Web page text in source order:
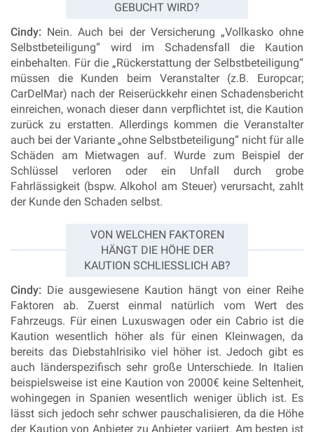
GEBUCHT WIRD?
Cindy: Nein. Auch bei der Versicherung „Vollkasko ohne
Selbstbeteiligung“ wird im Schadensfall die Kaution
einbehalten. Für die „Rückerstattung der Selbstbeteiligung“
müssen die Kunden beim Veranstalter (z.B. Europcar;
CarDelMar) nach der Reiserückkehr einen Schadensbericht
einreichen, wonach dieser dann verpflichtet ist, die Kaution
zurück zu erstatten. Allerdings kommen die Veranstalter
auch bei der Variante „ohne Selbstbeteiligung“ nicht für alle
Schäden am Mietwagen auf. Wurde zum Beispiel der
Schlüssel verloren oder ein Unfall durch grobe
Fahrlässigkeit (bspw. Alkohol am Steuer) verursacht, zahlt
der Kunde den Schaden selbst.
VON WELCHEN FAKTOREN
HÄNGT DIE HÖHE DER
KAUTION SCHLIESSLICH AB?
Cindy: Die ausgewiesene Kaution hängt von einer Reihe
Faktoren ab. Zuerst einmal natürlich vom Wert des
Fahrzeugs. Für einen Luxuswagen oder ein Cabrio ist die
Kaution wesentlich höher als für einen Kleinwagen, da
bereits das Diebstahlrisiko viel höher ist. Jedoch gibt es
auch länderspezifisch sehr große Unterschiede. In Italien
beispielsweise ist eine Kaution von 2000€ keine Seltenheit,
wohingegen in Spanien wesentlich weniger üblich ist. Es
lässt sich jedoch sehr schwer pauschalisieren, da die Höhe
der Kaution von Anbieter zu Anbieter variiert. Am besten ist